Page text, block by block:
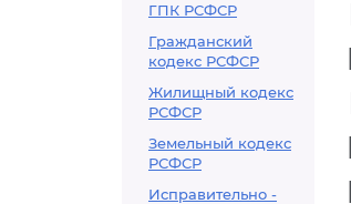
ГПК РСФСР
Гражданский
кодекс РСФСР
Жилищный кодекс
РСФСР
Земельный кодекс
РСФСР
Исправительно -